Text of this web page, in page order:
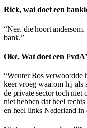
Rick, wat doet een
“Nee, die hoort
bank.”
Oké. Wat doet een
“Wouter Bos verwoordde
keer vroeg waarom hij als
de private sector toch niet
niet hebben dat heel
en heel links Nederland in